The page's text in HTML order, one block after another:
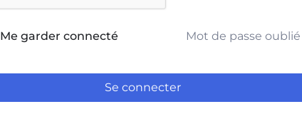
Me garder connecté Mot de passe oublié
Se connecter